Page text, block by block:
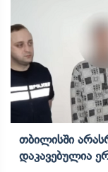
Თბილისში
Დაკავებულია